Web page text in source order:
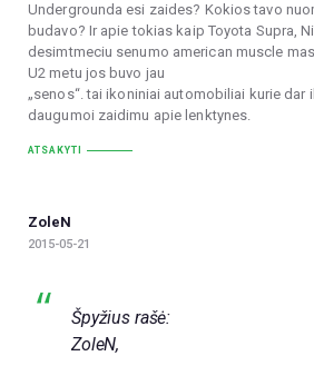
Undergrounda esi zaides? Kokios tavo
budavo? Ir apie tokias kaip Toyota Supra,
desimtmeciu senumo american muscle
U2 metu jos buvo jau
„senos“. tai ikoniniai automobiliai kurie dar
daugumoi zaidimu apie lenktynes.
ATSAKYTI
ZoleN
2015-05-21
Špyžius rašė:
ZoleN,